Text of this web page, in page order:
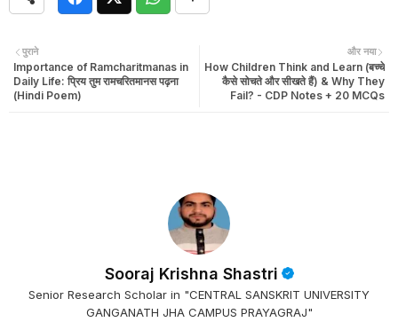
और नया
How Children Think and Learn (बच्चे
कैसे सोचते और सीखते हैं) & Why They
Fail? - CDP Notes + 20 MCQs
पुराने
Importance of Ramcharitmanas in
Daily Life: प्रिय तुम रामचरितमानस पढ़ना
(Hindi Poem)
Sooraj Krishna Shastri
Senior Research Scholar in "CENTRAL SANSKRIT UNIVERSITY
GANGANATH JHA CAMPUS PRAYAGRAJ"